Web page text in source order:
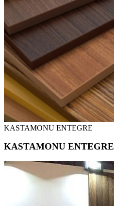
KASTAMONU ENTEGRE
KASTAMONU ENTEGRE